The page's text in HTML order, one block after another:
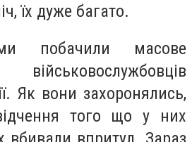
їх дуже багато.
побачили масове
Як вони захоронялись,
того що у них